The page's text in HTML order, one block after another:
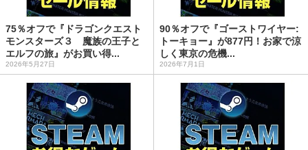
75％オフで『ドラゴンクエスト
モンスターズ３ 魔族の王子と
エルフの旅』がお買い得...
2026年5月27日
90％オフで『ゴーストワイヤー:
トーキョー』が877円！お家で涼
しく東京の危機...
2026年7月1日